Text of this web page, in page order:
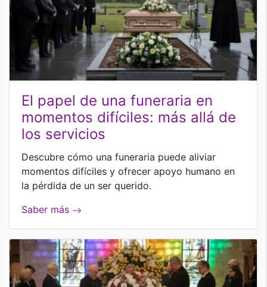
el papel de una funeraria en
momentos difíciles: más allá de
los servicios
Descubre cómo una funeraria puede aliviar
momentos difíciles y ofrecer apoyo humano en
la pérdida de un ser querido.
Saber más